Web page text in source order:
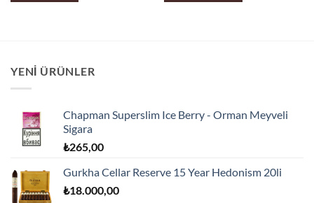
YENI ÜRÜNLER
Chapman Superslim Ice Berry - Orman Meyveli
Sigara
₺265,00
Gurkha Cellar Reserve 15 Year Hedonism 20li
₺18.000,00